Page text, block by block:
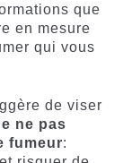
que
en mesure
qui vous
de viser
ne pas
fumeur: